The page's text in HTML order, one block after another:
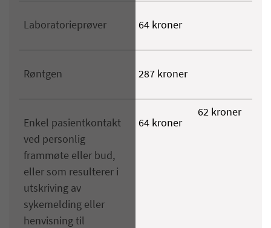
Laboratorieprøver 64 kroner
Røntgen 287 kroner
Enkel pasientkontakt
ved personlig
frammøte eller bud,
eller som resulterer i
utskriving av
sykemelding eller
henvisning til
​64 kroner
62 kroner